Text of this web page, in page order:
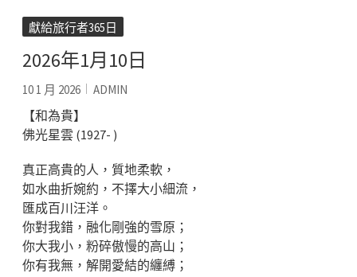
獻給旅行者365日
2026年1月10日
10 1 月 2026 ADMIN
【和為貴】
佛光星雲 (1927- )
真正高貴的人，質地柔軟，
如水曲折婉約，不擇大小細流，
匯成百川汪洋。
你對我錯，融化剛強的雪原；
你大我小，粉碎傲慢的高山；
你有我無，解開愛結的纏縛；